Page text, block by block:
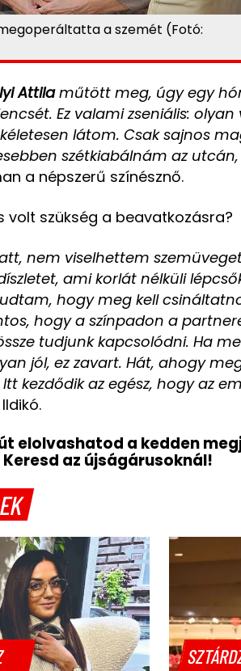
a szemét (Fotó:
Attilaműtött meg, úgy egy
Ez valami zseniális:
látom. Csak sajnos
szétkiabálnám az
a népszerű színésznő.
volt szükség a beavatkozásra?
nem viselhettem
ami korlát nélküli
hogy meg kell
hogy a színpadon a
tudjunk kapcsolódni. Ha
jól, ez zavart. Hát, ahogy
kezdődik az egész, hogy az
elolvashatod a kedden
az újságárusoknál!